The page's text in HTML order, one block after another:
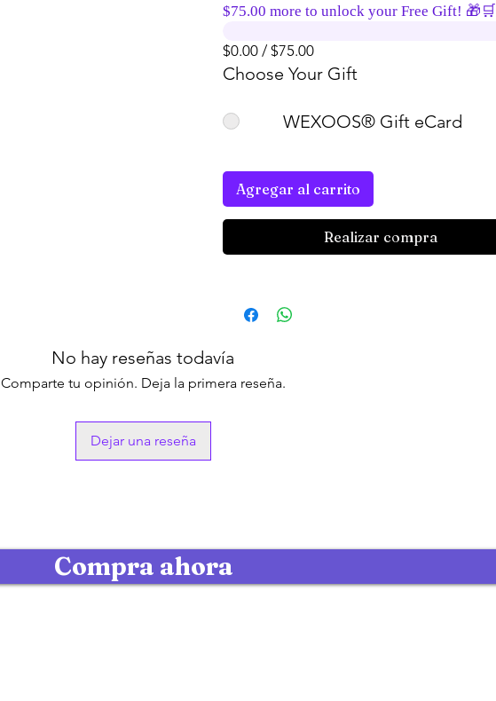
$75.00 more to unlock your Free Gift! 🎁🛒
$0.00 / $75.00
Choose Your Gift
WEXOOS® Gift eCard
Agregar al carrito
Realizar compra
No hay reseñas todavía
Comparte tu opinión. Deja la primera reseña.
Dejar una reseña
Compra ahora